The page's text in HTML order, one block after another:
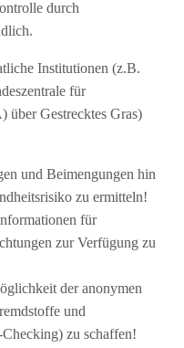
durch
Institutionen (z.B.
für
über Gestrecktes Gras)
und Beimengungen hin
zu ermitteln!
für
zur Verfügung zu
der anonymen
und
zu schaffen!